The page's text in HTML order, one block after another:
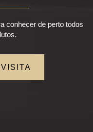
conhecer de perto todos